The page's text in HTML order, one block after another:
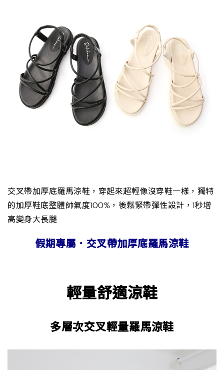
交叉帶加厚底羅馬涼鞋，穿起來超輕像沒穿鞋一樣，獨特
的加厚鞋底整體帥氣度100%，後鬆緊帶彈性設計，1秒增
高變身大長腿
假期專屬．交叉帶加厚底羅馬涼鞋
輕量舒適涼鞋
多層次交叉輕量羅馬涼鞋